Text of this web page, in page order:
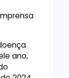
ano,